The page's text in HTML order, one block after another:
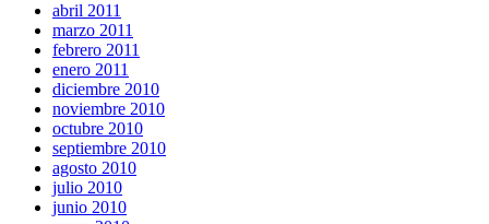
abril 2011
marzo 2011
febrero 2011
enero 2011
diciembre 2010
noviembre 2010
octubre 2010
septiembre 2010
agosto 2010
julio 2010
junio 2010